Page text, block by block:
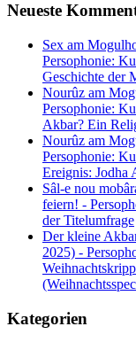
Neueste
Sex am
Persophonie:
Geschichte der
Nourûz am
Persophonie:
Akbar? Ein
Nourûz am
Persophonie:
Ereignis: Jodha
Sâl-e nou
feiern! -
der Titelumfrage
Der kleine
2025) -
Kategorien